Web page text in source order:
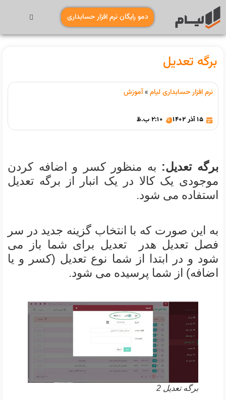
دمو رایگان نرم افزار حسابداری
برگه تعدیل
نرم افزار حسابداری لیام»آموزش
15 آذر 1402 2:10 ب.ظ
برگه تعدیل: به منظور کسر و اضافه کردن
موجودی یک کالا در یک انبار از برگه تعدیل
استفاده می شود.
به این صورت که با انتخاب گزینه جدید در سر
فصل تعدیل هدر تعدیل برای شما باز می
شود و در ابتدا از شما نوع تعدیل (کسر و یا
اضافه) از شما پرسیده می شود.
برگه تعدیل 2